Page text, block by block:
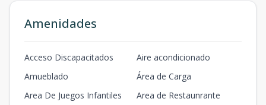
Amenidades
Acceso Discapacitados
Aire acondicionado
Amueblado
Área de Carga
Area De Juegos Infantiles
Area de Restaunrante